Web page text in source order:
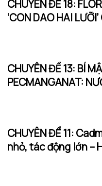
CHUYÊN ĐỀ 18:
‘CON DAO HAI
CHUYÊN ĐỀ 13: BÍ
PECMANGANAT:
CHUYÊN ĐỀ 11:
nhỏ, tác động lớn –